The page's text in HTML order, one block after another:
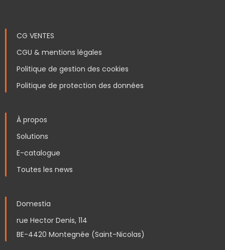
CG VENTES
CGU & mentions légales
Politique de gestion des cookies
Politique de protection des données
À propos
Solutions
E-catalogue
Toutes les news
Domestia
rue Hector Denis, 114
BE-4420 Montegnée (Saint-Nicolas)